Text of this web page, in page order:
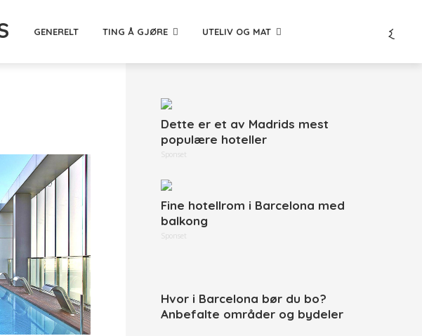
GENERELT TING Å GJØRE UTELIV OG MAT
Dette er et av Madrids mest
populære hoteller
Sponset
Fine hotellrom i Barcelona med
balkong
Sponset
Hvor i Barcelona bør du bo?
Anbefalte områder og bydeler